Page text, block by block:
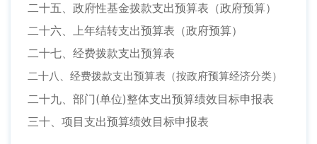
二十五、政府性基金拨款支出预算表（政府预算）
二十六、上年结转支出预算表（政府预算）
二十七、经费拨款支出预算表
二十八、经费拨款支出预算表（按政府预算经济分类）
二十九、部门(单位)整体支出预算绩效目标申报表
三十、项目支出预算绩效目标申报表